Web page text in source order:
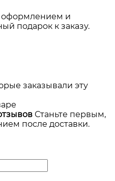
оформлением и
подарок к заказу.
заказывали эту
Станьте первым,
после доставки.